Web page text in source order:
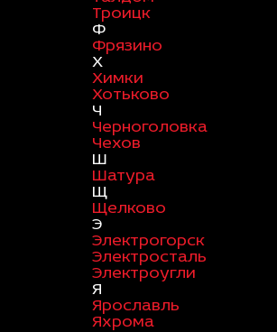
Троицк
Ф
Фрязино
Х
Химки
Хотьково
Ч
Черноголовка
Чехов
Ш
Шатура
Щ
Щелково
Э
Электрогорск
Электросталь
Электроугли
Я
Ярославль
Яхрома